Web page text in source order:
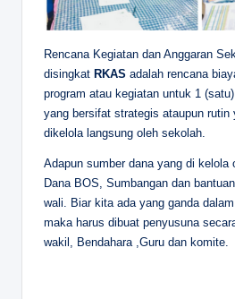
Rencana Kegiatan dan Anggaran
disingkat RKAS adalah rencana
program atau kegiatan untuk 1
yang bersifat strategis ataupun rutin
dikelola langsung oleh sekolah.
Adapun sumber dana yang di kelola
Dana BOS, Sumbangan dan
wali. Biar kita ada yang ganda
maka harus dibuat penyusuna
wakil, Bendahara ,Guru dan komite.